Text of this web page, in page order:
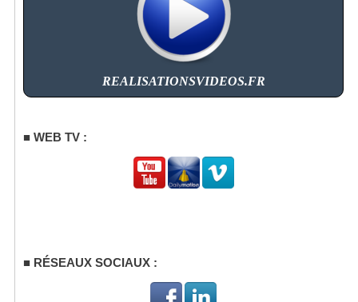
REALISATIONSVIDEOS.FR
WEB TV :
RÉSEAUX SOCIAUX :